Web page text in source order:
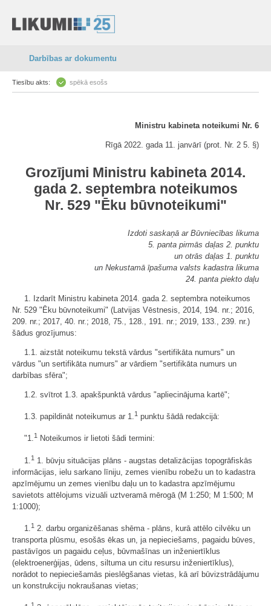
Darbības ar dokumentu
Tiesību akts: spēkā esošs
Ministru kabineta noteikumi Nr. 6
Rīgā 2022. gada 11. janvārī (prot. Nr. 2 5. §)
Grozījumi Ministru kabineta 2014.
gada 2. septembra noteikumos
Nr. 529 "Ēku būvnoteikumi"
Izdoti saskaņā ar Būvniecības likuma
5. panta pirmās daļas 2. punktu
un otrās daļas 1. punktu
un Nekustamā īpašuma valsts kadastra likuma
24. panta piekto daļu
1. Izdarīt Ministru kabineta 2014. gada 2. septembra noteikumos
Nr. 529 "Ēku būvnoteikumi" (Latvijas Vēstnesis, 2014, 194. nr.; 2016,
209. nr.; 2017, 40. nr.; 2018, 75., 128., 191. nr.; 2019, 133., 239. nr.)
šādus grozījumus:
1.1. aizstāt noteikumu tekstā vārdus "sertifikāta numurs" un
vārdus "un sertifikāta numurs" ar vārdiem "sertifikāta numurs un
darbības sfēra";
1.2. svītrot 1.3. apakšpunktā vārdus "apliecinājuma kartē";
1.3. papildināt noteikumus ar 1.1 punktu šādā redakcijā:
"1.1 Noteikumos ir lietoti šādi termini:
1. 1 1. būvju situācijas plāns - augstas detalizācijas topogrāfiskās
informācijas, ielu sarkano līniju, zemes vienību robežu un to kadastra
apzīmējumu un zemes vienību daļu un to kadastra apzīmējumu
savietots attēlojums vizuāli uztveramā mērogā (M 1:250; M 1:500; M
1:1000);
1.1 2. darbu organizēšanas shēma - plāns, kurā attēlo cilvēku un
transporta plūsmu, esošās ēkas un, ja nepieciešams, pagaidu būves,
pastāvīgos un pagaidu ceļus, būvmašīnas un inženiertīklus
(elektroenerģijas, ūdens, siltuma un citu resursu inženiertīklus),
norādot to nepieciešamās pieslēgšanas vietas, kā arī būvizstrādājumu
un konstrukciju nokraušanas vietas;